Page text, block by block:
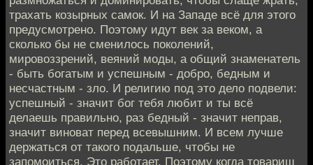
трахать козырных самок. И на Западе всё для этого
предусмотрено. Поэтому идут век за веком, а
сколько бы не сменилось поколений,
мировоззрений, веяний моды, а общий знаменатель
- быть богатым и успешным - добро, бедным и
несчастным - зло. И религию под это дело подвели:
успешный - значит бог тебя любит и ты всё
делаешь правильно, раз бедный - значит неправ,
значит виноват перед всевышним. И всем лучше
держаться от такого подальше, чтобы не
запомоиться. Это работает. Поэтому когда товарищ